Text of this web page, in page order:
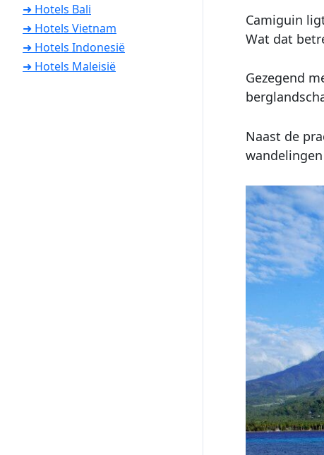
➜ Hotels Bali
➜ Hotels Vietnam
➜ Hotels Indonesië
➜ Hotels Maleisië
Camiguin
Wat dat
Gezegend
Naast de